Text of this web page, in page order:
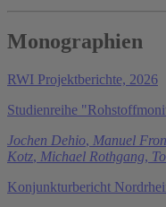
Monographien
RWI Projektberichte, 2026
Studienreihe
Jochen Dehio, Manuel
Kotz, Michael Rothgang,
Konjunkturbericht